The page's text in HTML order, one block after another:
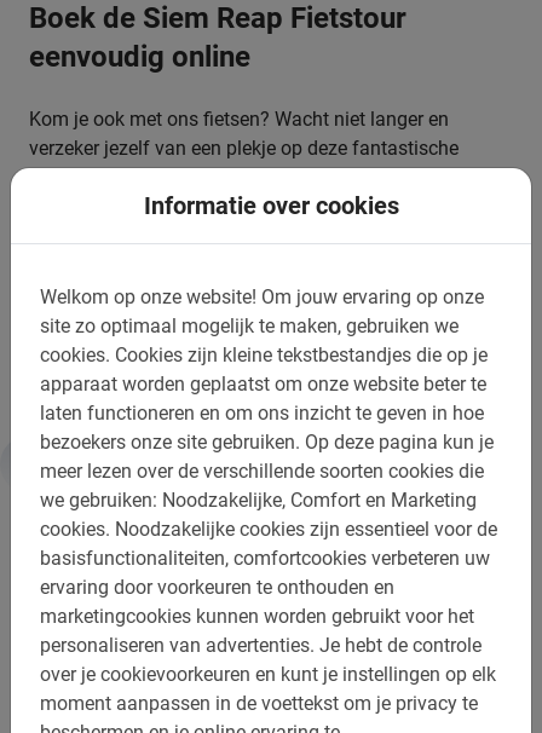
Informatie over cookies
Welkom op onze website! Om jouw ervaring op onze
site zo optimaal mogelijk te maken, gebruiken we
cookies. Cookies zijn kleine tekstbestandjes die op je
apparaat worden geplaatst om onze website beter te
laten functioneren en om ons inzicht te geven in hoe
bezoekers onze site gebruiken. Op deze pagina kun je
meer lezen over de verschillende soorten cookies die
we gebruiken: Noodzakelijke, Comfort en Marketing
cookies. Noodzakelijke cookies zijn essentieel voor de
basisfunctionaliteiten, comfortcookies verbeteren uw
ervaring door voorkeuren te onthouden en
marketingcookies kunnen worden gebruikt voor het
personaliseren van advertenties. Je hebt de controle
over je cookievoorkeuren en kunt je instellingen op elk
moment aanpassen in de voettekst om je privacy te
Boek de Siem Reap Fietstour
eenvoudig online
Kom je ook met ons fietsen? Wacht niet langer en
verzeker jezelf van een plekje op deze fantastische
het boekingsmenu op deze pagina. Je ontvangt hierna
Maak je stedentrip compleet met deze Siem Reap
Fietstour van Baja Bikes!
Informatie
Belangrijk om te weten:
Reserveren is verplicht
Betaling is ter plekke, cash of met kaart
Wijzigen of annuleren is gratis